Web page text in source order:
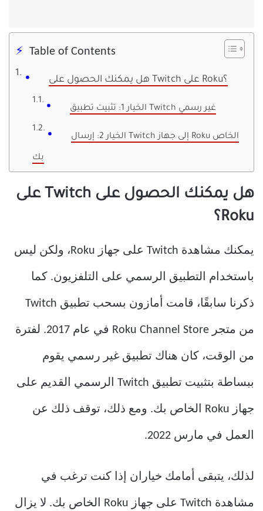
Table of Contents
هل يمكنك الحصول على Twitch على Roku؟
الخيار 1: تثبيت تطبيق Twitch غير رسمي
الخيار 2: إرسال Twitch إلى جهاز Roku الخاص
بك
هل يمكنك الحصول على Twitch على
Roku؟
يمكنك مشاهدة Twitch على جهاز Roku، ولكن ليس
باستخدام التطبيق الرسمي على التلفزيون. كما
ذكرنا سابقًا، قامت أمازون بسحب تطبيق Twitch
من متجر Roku Channel Store في عام 2017. لفترة
من الوقت، كان هناك تطبيق غير رسمي يقوم
ببساطة بتثبيت تطبيق Twitch الرسمي القديم على
جهاز Roku الخاص بك. ومع ذلك، توقف ذلك عن
العمل في مارس 2022.
لذلك، يتبقى أمامك خياران إذا كنت ترغب في
مشاهدة Twitch على جهاز Roku الخاص بك. لا يزال